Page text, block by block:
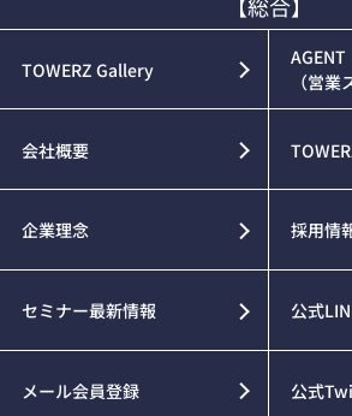
TOWERZ Gallery
AGENT
（営業
会社概要
企業理念 採用情
セミナー最新情報 公式
メール会員登録 公式